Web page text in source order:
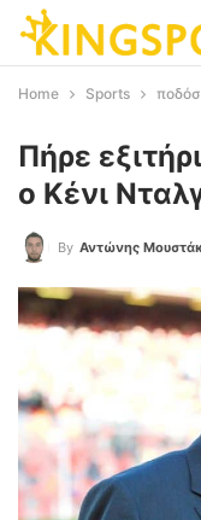
Home Sports
Πήρε
ο Κένι
By Αντώνης